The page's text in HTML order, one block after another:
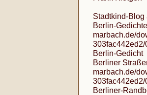
Stadtkind-Blog
Berlin-
marbach.de/
Berlin-Gedicht
Berliner
marbach.de/
Berliner-